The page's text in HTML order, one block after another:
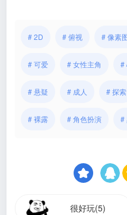
# 2D # 俯视 # 像素
# 可爱 # 女性主角 #
# 悬疑 # 成人 # 探索
# 裸露 # 角色扮演 #
很好玩(5)